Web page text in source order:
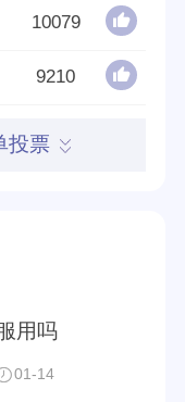
榜
年胡润中国
品行业百强榜
10079
9210
投票
用吗
01-14